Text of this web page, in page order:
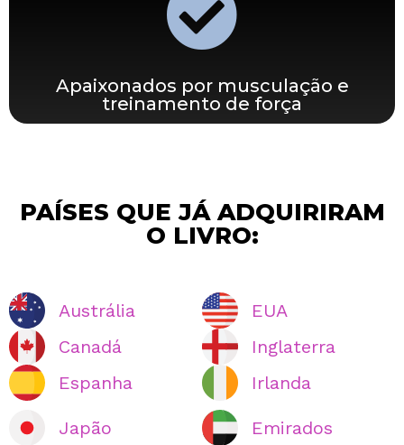
Apaixonados por musculação e
treinamento de força
PAÍSES QUE JÁ ADQUIRIRAM
O LIVRO:
Austrália
Canadá
Espanha
EUA
Inglaterra
Irlanda
Japão
Emirados